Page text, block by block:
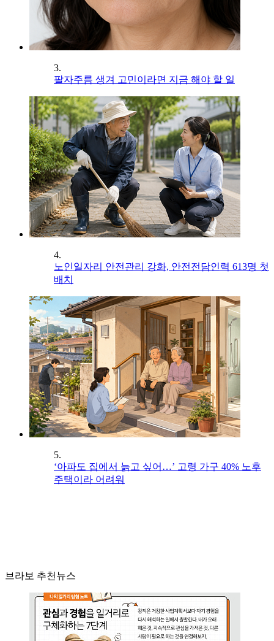
3.
팔자주름 생겨 고민이라면 지금 해야 할 일
4.
노인일자리 안전관리 강화, 안전전담인력 613명 첫
배치
5.
‘아파도 집에서 늙고 싶어…’ 고령 가구 40% 노후
주택이라 어려워
브라보 추천뉴스